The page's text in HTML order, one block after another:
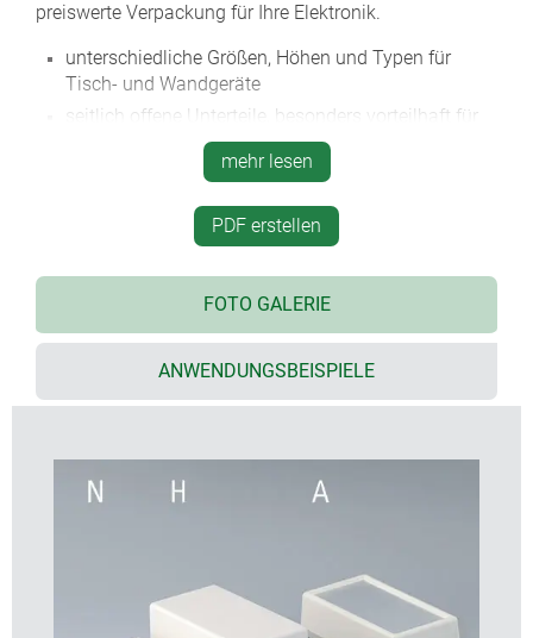
preiswerte Verpackung für Ihre Elektronik.
unterschiedliche Größen, Höhen und Typen für
Tisch- und Wandgeräte
seitlich offene Unterteile, besonders vorteilhaft für
alle Bestückungs- und Servicearbeiten
mit niedrigem (N) und höherem (H) Oberteil
Ausführungen mit Griffbügel für
bedienungsfreundliche Schräglage oder zum
mit Lüftungsschlitzen für Bauteile mit starker
Wärmeentwicklung (189 L)
mit Schlitzen auf der Oberseite für Kleingeräte mit
Signalton (120 S)
Typen A für Einsatz von Aluminium-Frontplatten;
erhöhten Gehäuserand geschützt
Schutzart IP 40 (ohne Schlitze)
mehr lesen
PDF erstellen
FOTO GALERIE
ANWENDUNGSBEISPIELE